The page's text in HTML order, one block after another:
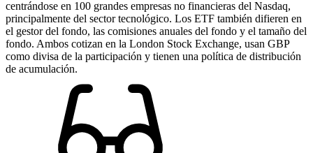
centrándose en 100 grandes empresas no financieras del Nasdaq,
principalmente del sector tecnológico. Los ETF también difieren en
el gestor del fondo, las comisiones anuales del fondo y el tamaño del
fondo. Ambos cotizan en la London Stock Exchange, usan GBP
como divisa de la participación y tienen una política de distribución
de acumulación.